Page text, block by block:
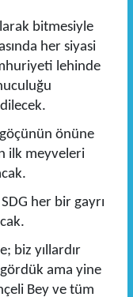
bitmesiyle
her siyasi
lehinde
önüne
ilk meyveleri
her bir gayrı
biz yıllardır
ama yine
Bey ve tüm